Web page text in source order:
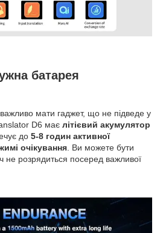
батарея
мати гаджет, що не підведе у
D6 має літієвий акумулятор
до 5-8 годин активної
очікування . Ви можете бути
не розрядиться посеред важливої